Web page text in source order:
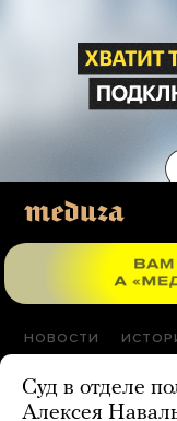
материалам
НОВОСТИ
Суд в отделе
Алексея